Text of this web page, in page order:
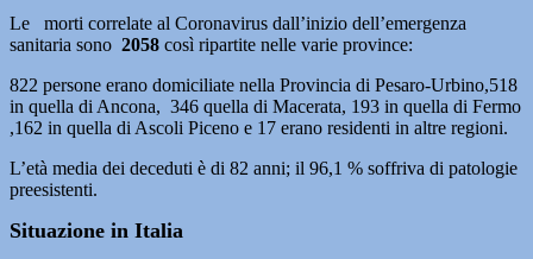
Le morti correlate al Coronavirus dall’inizio dell’emergenza
sanitaria sono 2058 così ripartite nelle varie province:
822 persone erano domiciliate nella Provincia di Pesaro-Urbino,518
in quella di Ancona, 346 quella di Macerata, 193 in quella di Fermo
,162 in quella di Ascoli Piceno e 17 erano residenti in altre regioni.
L’età media dei deceduti è di 82 anni; il 96,1 % soffriva di patologie
preesistenti.
Situazione in Italia